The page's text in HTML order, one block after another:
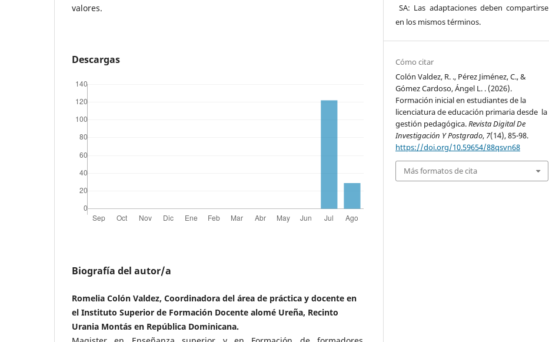
valores.
Descargas
Biografía del autor/a
Romelia Colón Valdez, Coordinadora del área de práctica y docente en
el Instituto Superior de Formación Docente alomé Ureña, Recinto
Urania Montás en República Dominicana.
SA: Las adaptaciones deben compartirse
en los mismos términos.
Cómo citar
Colón Valdez, R. ., Pérez Jiménez, C., &
Gómez Cardoso, Ángel L. . (2026).
Formación inicial en estudiantes de la
licenciatura de educación primaria desde la
gestión pedagógica.Revista Digital De
Investigación Y Postgrado, 7(14), 85-98.
https://doi.org/10.59654/88qsvn68
Más formatos de cita